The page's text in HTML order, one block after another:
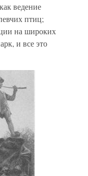
ведение
птиц;
на широких
и все это